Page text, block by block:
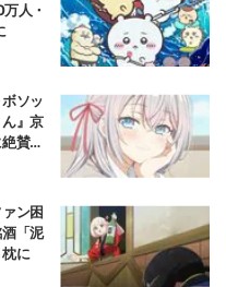
人・
ソッ
』京
賛の
ン困
「泥
に